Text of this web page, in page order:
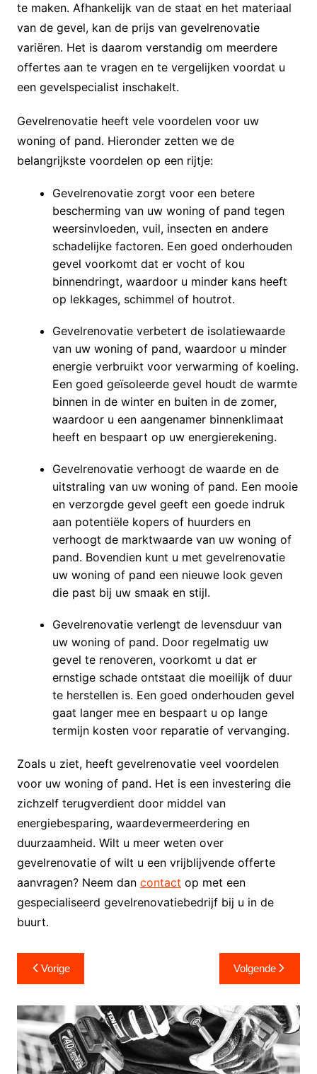
te maken. Afhankelijk van de staat en het materiaal
van de gevel, kan de prijs van gevelrenovatie
variëren. Het is daarom verstandig om meerdere
offertes aan te vragen en te vergelijken voordat u
een gevelspecialist inschakelt.
Gevelrenovatie heeft vele voordelen voor uw
woning of pand. Hieronder zetten we de
belangrijkste voordelen op een rijtje:
Gevelrenovatie zorgt voor een betere
bescherming van uw woning of pand tegen
weersinvloeden, vuil, insecten en andere
schadelijke factoren. Een goed onderhouden
gevel voorkomt dat er vocht of kou
binnendringt, waardoor u minder kans heeft
op lekkages, schimmel of houtrot.
Gevelrenovatie verbetert de isolatiewaarde
van uw woning of pand, waardoor u minder
energie verbruikt voor verwarming of koeling.
Een goed geïsoleerde gevel houdt de warmte
binnen in de winter en buiten in de zomer,
waardoor u een aangenamer binnenklimaat
heeft en bespaart op uw energierekening.
Gevelrenovatie verhoogt de waarde en de
uitstraling van uw woning of pand. Een mooie
en verzorgde gevel geeft een goede indruk
aan potentiële kopers of huurders en
verhoogt de marktwaarde van uw woning of
pand. Bovendien kunt u met gevelrenovatie
uw woning of pand een nieuwe look geven
die past bij uw smaak en stijl.
Gevelrenovatie verlengt de levensduur van
uw woning of pand. Door regelmatig uw
gevel te renoveren, voorkomt u dat er
ernstige schade ontstaat die moeilijk of duur
te herstellen is. Een goed onderhouden gevel
gaat langer mee en bespaart u op lange
termijn kosten voor reparatie of vervanging.
Zoals u ziet, heeft gevelrenovatie veel voordelen
voor uw woning of pand. Het is een investering die
zichzelf terugverdient door middel van
energiebesparing, waardevermeerdering en
duurzaamheid. Wilt u meer weten over
gevelrenovatie of wilt u een vrijblijvende offerte
aanvragen? Neem dan contact op met een
gespecialiseerd gevelrenovatiebedrijf bij u in de
buurt.
Berichtnavigatie
Vorige Volgende